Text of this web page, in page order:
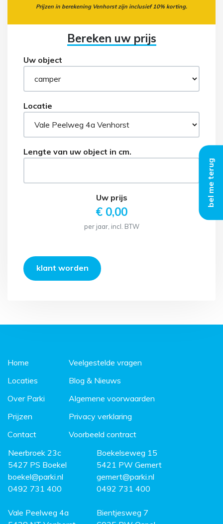
Prijzen in berekening Venhorst zijn inclusief 10% korting.
Bereken uw prijs
klant worden
Home
Locaties
Over Parki
Prijzen
Contact
Veelgestelde vragen
Blog & Nieuws
Algemene voorwaarden
Privacy verklaring
Voorbeeld contract
Neerbroek 23c
5427 PS Boekel
boekel@parki.nl
0492 731 400
Boekelseweg 15
5421 PW Gemert
gemert@parki.nl
0492 731 400
Vale Peelweg 4a
Bientjesweg 7
bel me terug